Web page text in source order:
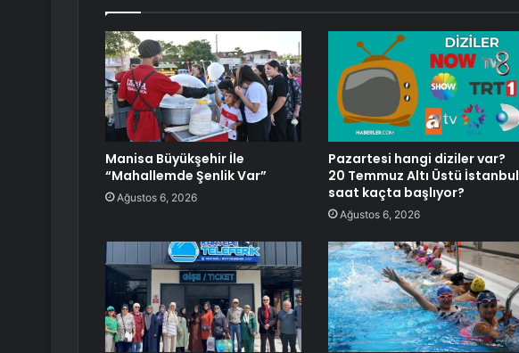
Manisa Büyükşehir İle
“Mahallemde Şenlik Var”
Ağustos 6, 2026
Pazartesi hangi diziler var?
20 Temmuz Altı Üstü İstanbul
saat kaçta başlıyor?
Ağustos 6, 2026